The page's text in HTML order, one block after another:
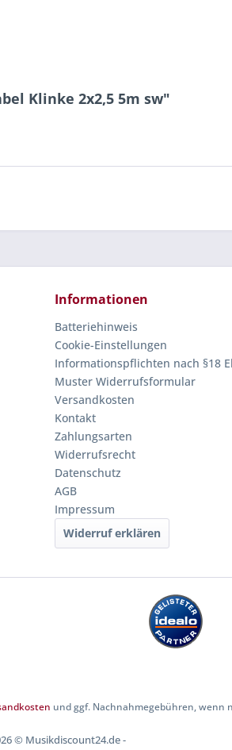
Klinke 2x2,5 5m sw"
Informationen
Batteriehinweis
Cookie-Einstellungen
Informationspflichten nach §18
Muster Widerrufsformular
Versandkosten
Kontakt
Zahlungsarten
Widerrufsrecht
Datenschutz
AGB
Impressum
Widerruf erklären
und ggf. Nachnahmegebühren, wenn
© Musikdiscount24.de -